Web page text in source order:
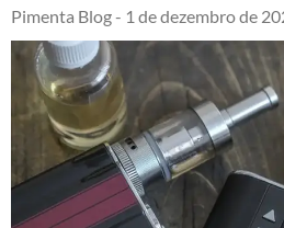
Pimenta Blog - 1 de dezembro de